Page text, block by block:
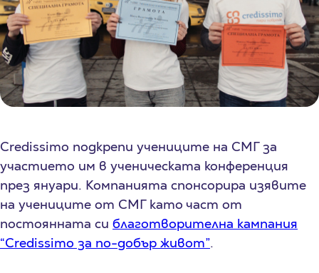
Credissimo подкрепи учениците на СМГ за
участието им в ученическата конференция
през януари. Компанията спонсорира изявите
на учениците от СМГ като част от
постоянната си благотворителна кампания
“Credissimo за по-добър живот”.